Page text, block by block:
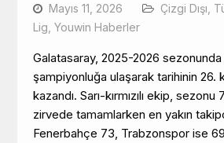
Mayıs 11, 2026 Çizgi Dışı
Lig Youwin Haberler
Galatasaray, 2025-2026 sezonunda
şampiyonluğa ulaşarak tarihinin 26.
kazandı. Sarı-kırmızılı ekip, sezonu
zirvede tamamlarken en yakın
Fenerbahçe 73, Trabzonspor ise